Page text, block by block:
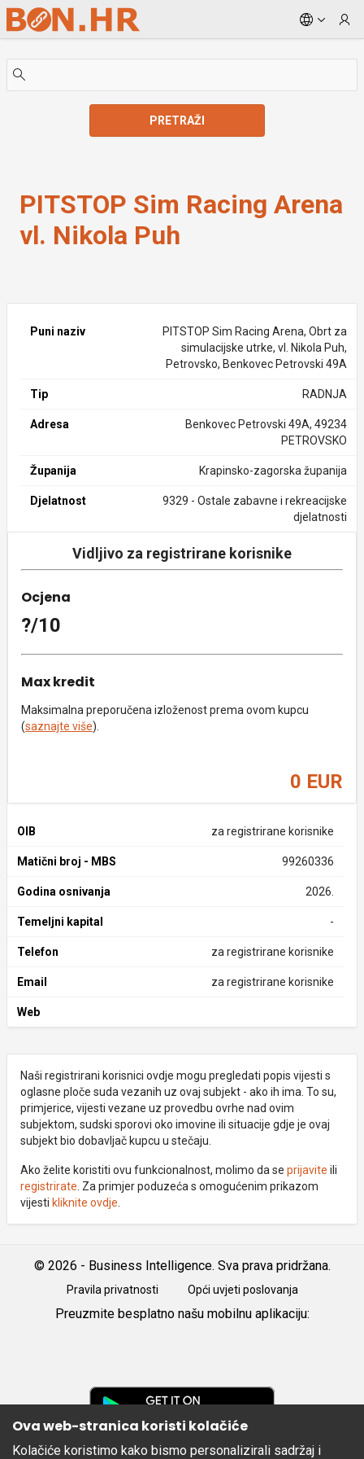
Skip to Main Content
PRETRAŽI
PITSTOP Sim Racing Arena
vl. Nikola Puh
Puni naziv
PITSTOP Sim Racing Arena, Obrt za
simulacijske utrke, vl. Nikola Puh,
Petrovsko, Benkovec Petrovski 49A
Tip RADNJA
Adresa
Benkovec Petrovski 49A, 49234
PETROVSKO
Županija Krapinsko-zagorska županija
Djelatnost
9329 - Ostale zabavne i rekreacijske
djelatnosti
Vidljivo za registrirane korisnike
Ocjena
?/10
Max kredit
Maksimalna preporučena izloženost prema ovom kupcu
(saznajte više).
0 EUR
OIB za registrirane korisnike
Matični broj - MBS 99260336
Godina osnivanja 2026.
Temeljni kapital -
Telefon za registrirane korisnike
Email za registrirane korisnike
Web
Naši registrirani korisnici ovdje mogu pregledati popis vijesti s
oglasne ploče suda vezanih uz ovaj subjekt - ako ih ima. To su,
primjerice, vijesti vezane uz provedbu ovrhe nad ovim
subjektom, sudski sporovi oko imovine ili situacije gdje je ovaj
subjekt bio dobavljač kupcu u stečaju.
Ako želite koristiti ovu funkcionalnost, molimo da se prijavite ili
registrirate . Za primjer poduzeća s omogućenim prikazom
vijesti kliknite ovdje
© 2026 - Business Intelligence. Sva prava pridržana.
Pravila privatnosti Opći uvjeti poslovanja
Preuzmite besplatno našu mobilnu aplikaciju:
Ova web-stranica koristi kolačiće
Kolačiće koristimo kako bismo personalizirali sadržaj i